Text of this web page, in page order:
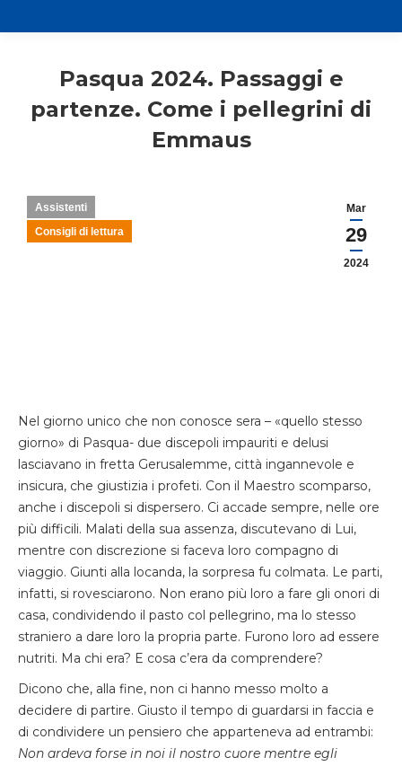
Pasqua 2024. Passaggi e
partenze. Come i pellegrini di
Emmaus
Mar
29
2024
Assistenti
Consigli di lettura
Nel giorno unico che non conosce sera – «quello stesso
giorno» di Pasqua- due discepoli impauriti e delusi
lasciavano in fretta Gerusalemme, città ingannevole e
insicura, che giustizia i profeti. Con il Maestro scomparso,
anche i discepoli si dispersero. Ci accade sempre, nelle ore
più difficili. Malati della sua assenza, discutevano di Lui,
mentre con discrezione si faceva loro compagno di
viaggio. Giunti alla locanda, la sorpresa fu colmata. Le parti,
infatti, si rovesciarono. Non erano più loro a fare gli onori di
casa, condividendo il pasto col pellegrino, ma lo stesso
straniero a dare loro la propria parte. Furono loro ad essere
nutriti. Ma chi era? E cosa c’era da comprendere?
Dicono che, alla fine, non ci hanno messo molto a
decidere di partire. Giusto il tempo di guardarsi in faccia e
di condividere un pensiero che apparteneva ad entrambi:
Non ardeva forse in noi il nostro cuore mentre egli